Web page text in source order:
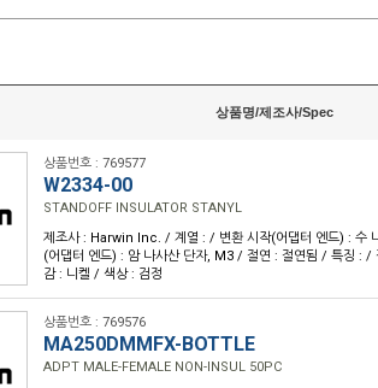
상품명/제조사/Spec
상품번호 : 769577
W2334-00
STANDOFF INSULATOR STANYL
제조사 : Harwin Inc. / 계열 : / 변환 시작(어댑터 엔드) : 수
(어댑터 엔드) : 암 나사산 단자, M3 / 절연 : 절연됨 / 특징 : /
감 : 니켈 / 색상 : 검정
상품번호 : 769576
MA250DMMFX-BOTTLE
ADPT MALE-FEMALE NON-INSUL 50PC